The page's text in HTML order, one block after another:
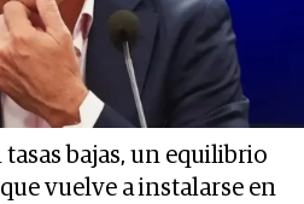
bajas, un equilibrio
vuelve a instalarse en